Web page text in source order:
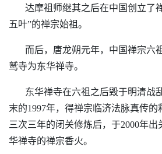
达摩祖师继其之后在中国创立了
五叶”的禅宗始祖。
而后，唐龙朔元年，中国禅宗六
鹫寺为东华禅寺。
东华禅寺在六祖之后毁于明清战
末的1997年，得禅宗临济法脉真传
三次三年的闭关修炼后，于2000年
华禅寺的禅宗香火。